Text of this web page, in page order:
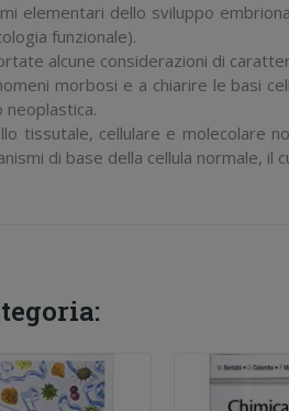
elementari dello sviluppo
funzionale).
alcune considerazioni di
morbosi e a chiarire le basi
tissutale, cellulare e
di base della cellula normale,